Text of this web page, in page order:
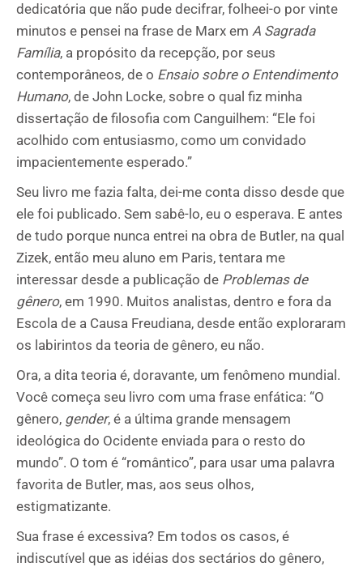
dedicatória que não pude decifrar, folheei-o por vinte
minutos e pensei na frase de Marx em A Sagrada
Família, a propósito da recepção, por seus
contemporâneos, de o Ensaio sobre o Entendimento
Humano, de John Locke, sobre o qual fiz minha
dissertação de filosofia com Canguilhem: “Ele foi
acolhido com entusiasmo, como um convidado
impacientemente esperado.”
Seu livro me fazia falta, dei-me conta disso desde que
ele foi publicado. Sem sabê-lo, eu o esperava. E antes
de tudo porque nunca entrei na obra de Butler, na qual
Zizek, então meu aluno em Paris, tentara me
interessar desde a publicação de Problemas de
gênero, em 1990. Muitos analistas, dentro e fora da
Escola de a Causa Freudiana, desde então exploraram
os labirintos da teoria de gênero, eu não.
Ora, a dita teoria é, doravante, um fenômeno mundial.
Você começa seu livro com uma frase enfática: “O
gênero, gender, é a última grande mensagem
ideológica do Ocidente enviada para o resto do
mundo”. O tom é “romântico”, para usar uma palavra
favorita de Butler, mas, aos seus olhos,
estigmatizante.
Sua frase é excessiva? Em todos os casos, é
indiscutível que as idéias dos sectários do gênero,